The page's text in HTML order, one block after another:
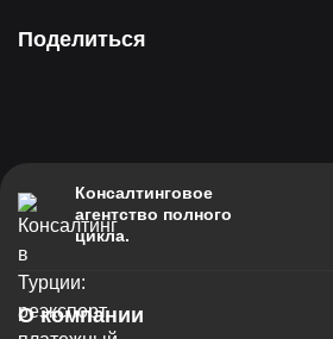
Консалтинговое
агентство полного
цикла.
О компании